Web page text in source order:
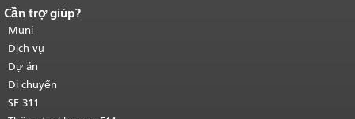
Kết thúc nội dung trang.
của trang này được lặp lại trên mọi
trang.Quay lại đầu trang nội dung
chính.
Cần trợ giúp?
Muni
Dịch vụ
Dự án
Di chuyển
SF 311